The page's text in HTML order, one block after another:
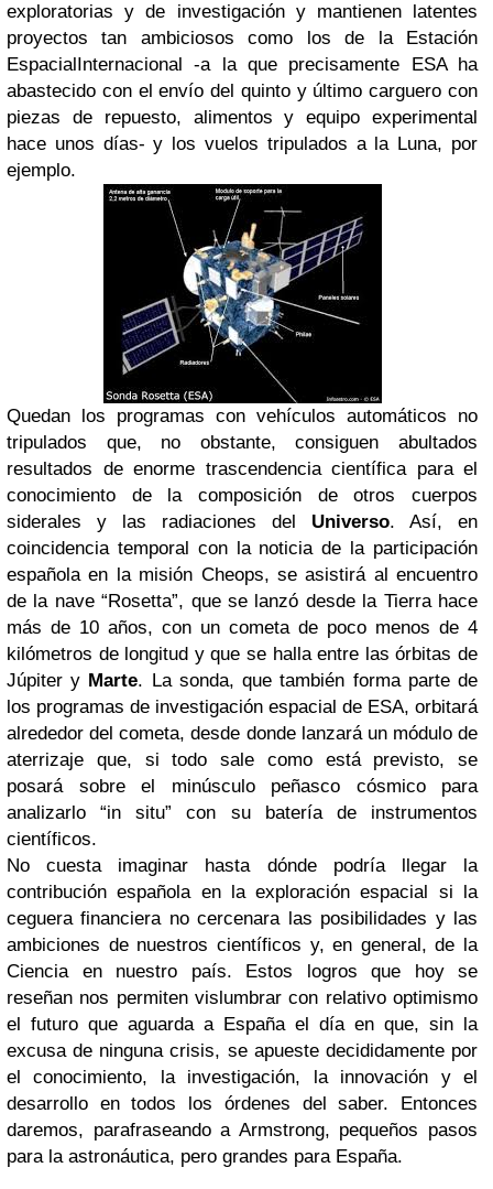
exploratorias y de investigación y mantienen latentes
proyectos tan ambiciosos como los de la Estación
EspacialInternacional -a la que precisamente ESA ha
abastecido con el envío del quinto y último carguero con
piezas de repuesto, alimentos y equipo experimental
hace unos días- y los vuelos tripulados a la Luna, por
ejemplo.
Quedan los programas con vehículos automáticos no
tripulados que, no obstante, consiguen abultados
resultados de enorme trascendencia científica para el
conocimiento de la composición de otros cuerpos
siderales y las radiaciones del Universo. Así, en
coincidencia temporal con la noticia de la participación
española en la misión Cheops, se asistirá al encuentro
de la nave “Rosetta”, que se lanzó desde la Tierra hace
más de 10 años, con un cometa de poco menos de 4
kilómetros de longitud y que se halla entre las órbitas de
Júpiter y Marte. La sonda, que también forma parte de
los programas de investigación espacial de ESA, orbitará
alrededor del cometa, desde donde lanzará un módulo de
aterrizaje que, si todo sale como está previsto, se
posará sobre el minúsculo peñasco cósmico para
analizarlo “in situ” con su batería de instrumentos
científicos.
No cuesta imaginar hasta dónde podría llegar la
contribución española en la exploración espacial si la
ceguera financiera no cercenara las posibilidades y las
ambiciones de nuestros científicos y, en general, de la
Ciencia en nuestro país. Estos logros que hoy se
reseñan nos permiten vislumbrar con relativo optimismo
el futuro que aguarda a España el día en que, sin la
excusa de ninguna crisis, se apueste decididamente por
el conocimiento, la investigación, la innovación y el
desarrollo en todos los órdenes del saber. Entonces
daremos, parafraseando a Armstrong, pequeños pasos
para la astronáutica, pero grandes para España.